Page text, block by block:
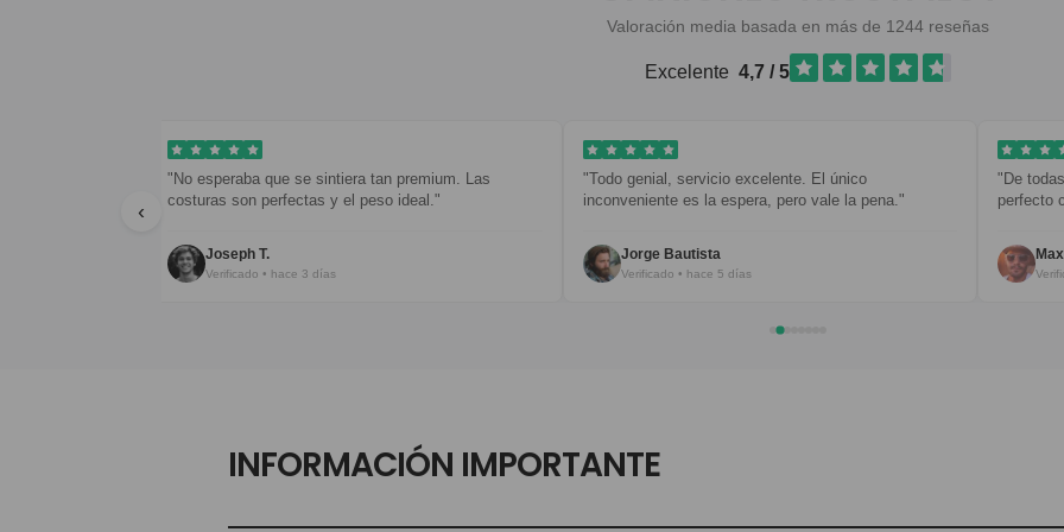
Valoración media basada en más de 1244 reseñas
Excelente 4,7 / 5
‹
"No esperaba que se sintiera tan premium. Las
costuras son perfectas y el peso ideal."
Joseph T.
Verificado • hace 3 días
"Todo genial, servicio excelente. El único
inconveniente es la espera, pero vale la pena."
Jorge Bautista
Verificado • hace 5 días
"De todas
perfecto
Maxim
INFORMACIÓN IMPORTANTE